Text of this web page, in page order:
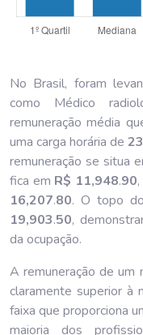
No Brasil, foram
como Médico
remuneração média
uma carga horária de 23
remuneração se situa
fica em R$ 11,948.90
16,207.80. O topo
19,903.50,
da ocupação.
A remuneração de um
claramente superior à
faixa que proporciona
maioria dos